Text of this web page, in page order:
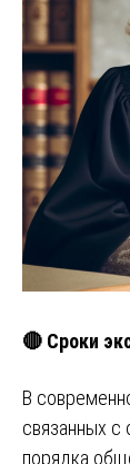
🔴 Сроки
В
связанных с
порядка